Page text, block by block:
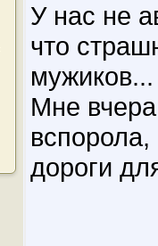
У нас не
что
мужиков...
Мне
вспорола,
дороги